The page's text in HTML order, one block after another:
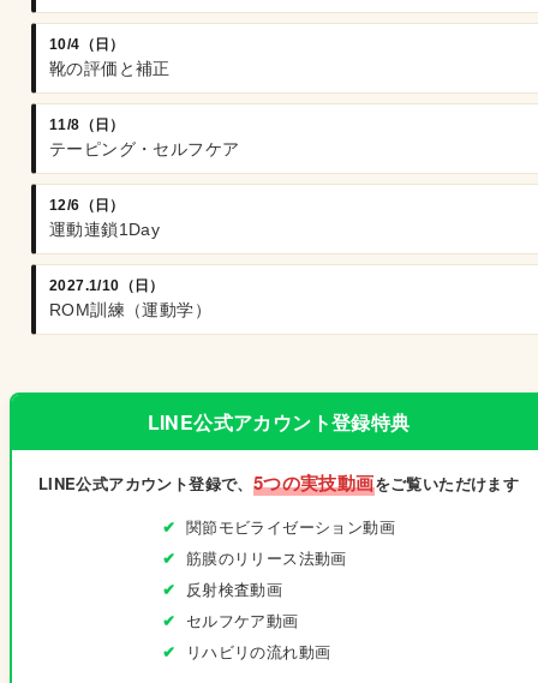
10/4（日）
靴の評価と補正
11/8（日）
テーピング・セルフケア
12/6（日）
運動連鎖1Day
2027.1/10（日）
ROM訓練（運動学）
LINE公式アカウント登録特典
LINE公式アカウント登録で、 5つの実技動画をご覧いただけます
関節モビライゼーション動画
筋膜のリリース法動画
反射検査動画
セルフケア動画
リハビリの流れ動画